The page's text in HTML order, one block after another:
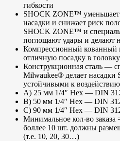
гибкости
SHOCK ZONE™ уменьшает
насадки и снижает риск
SHOCK ZONE™ и
поглощают удары и делают
Компрессионный кованный
отличную посадку в
Конструкционная сталь —
Milwaukee® делает
устойчивыми к воздействию
А) 25 мм 1/4″ Нех — DIN
В) 50 мм 1/4″ Нех — DIN
С) 90 мм 1/4″ Hex — DIN
Минимальное кол-во заказа
боллее 10 шт. должны
(т.е. 10, 20, 30…)